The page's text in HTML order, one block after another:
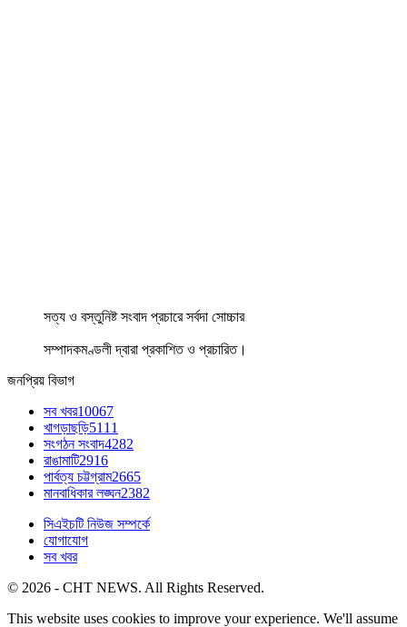
সত্য ও বস্তুনিষ্ট সংবাদ প্রচারে সর্বদা সোচ্চার
সম্পাদকমণ্ডলী দ্বারা প্রকাশিত ও প্রচারিত।
জনপ্রিয় বিভাগ
সব খবর10067
খাগড়াছড়ি5111
সংগঠন সংবাদ4282
রাঙামাটি2916
পার্বত্য চট্টগ্রাম2665
মানবাধিকার লঙ্ঘন2382
সিএইচটি নিউজ সম্পর্কে
যোগাযোগ
সব খবর
© 2026 - CHT NEWS. All Rights Reserved.
This website uses cookies to improve your experience. We'll assume